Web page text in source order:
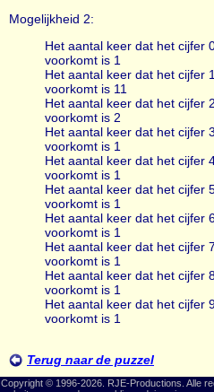
Mogelijkheid 2:
Het aantal keer dat het cijfer
voorkomt is 1
Het aantal keer dat het cijfer
voorkomt is 11
Het aantal keer dat het cijfer
voorkomt is 2
Het aantal keer dat het cijfer
voorkomt is 1
Het aantal keer dat het cijfer
voorkomt is 1
Het aantal keer dat het cijfer
voorkomt is 1
Het aantal keer dat het cijfer
voorkomt is 1
Het aantal keer dat het cijfer
voorkomt is 1
Het aantal keer dat het cijfer
voorkomt is 1
Het aantal keer dat het cijfer
voorkomt is 1
Terug naar de puzzel
Copyright © 1996-2026. RJE-Productions. Alle